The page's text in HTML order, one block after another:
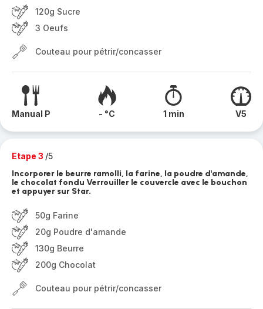
120g Sucre
3 Oeufs
Couteau pour pétrir/concasser
Manual P - °C 1 min V5
Etape 3 /5
Incorporer le beurre ramolli, la farine, la poudre d'amande,
le chocolat fondu Verrouiller le couvercle avec le bouchon
et appuyer sur Star.
50g Farine
20g Poudre d'amande
130g Beurre
200g Chocolat
Couteau pour pétrir/concasser